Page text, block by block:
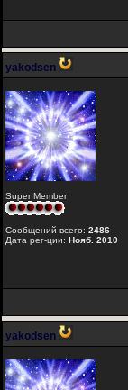
yakodsen
Super Member
Сообщений всего: 2486
Дата рег-ции: Нояб. 2010
yakodsen